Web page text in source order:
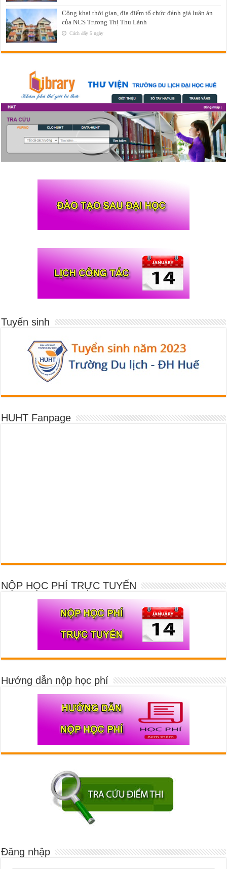
Công khai thời gian, địa điểm tổ chức đánh giá luận án
của NCS Trương Thị Thu Lành
Cách đây 5 ngày
Tuyển sinh
HUHT Fanpage
NỘP HỌC PHÍ TRỰC TUYẾN
Hướng dẫn nộp học phí
Đăng nhập